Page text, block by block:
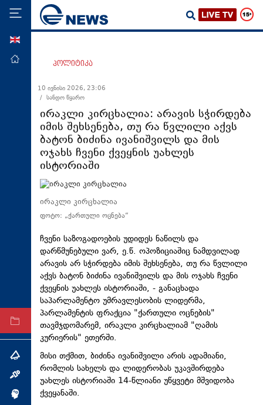
მთავარი
ეკონომიკა
მსოფლიო
ჯანდაცვა
საზოგადოება
რეგიონი
კულტურა
სპორტი
ტექნოლოგიები
ტაბლოიდი
თემა
ინტერვიუ
ინქვიზიცია
პოლიტიკა
10 ივნისი 2026, 23:06
/ სანდო წყარო
ირაკლი კირცხალია: არავის სჭირდება
იმის შეხსენება, თუ რა წვლილი აქვს
ბატონ ბიძინა ივანიშვილს და მის
ოჯახს ჩვენი ქვეყნის უახლეს
ისტორიაში
ირაკლი კირცხალია
ფოტო: „ქართული ოცნება“
ჩვენი საზოგადოების უდიდეს ნაწილს და
დარწმუნებული ვარ, ე.წ. ოპოზიციაშიც ნამდვილად
არავის არ სჭირდება იმის შეხსენება, თუ რა წვლილი
აქვს ბატონ ბიძინა ივანიშვილს და მის ოჯახს ჩვენი
ქვეყნის უახლეს ისტორიაში, - განაცხადა
საპარლამენტო უმრავლესობის ლიდერმა,
პარლამენტის ფრაქცია "ქართული ოცნების"
თავმჯდომარემ, ირაკლი კირცხალიამ "ღამის
კურიერის" ეთერში.
მისი თქმით, ბიძინა ივანიშვილი არის ადამიანი,
რომლის სახელს და ლიდერობას უკავშირდება
უახლეს ისტორიაში 14-წლიანი უწყვეტი მშვიდობა
ქვეყანაში.